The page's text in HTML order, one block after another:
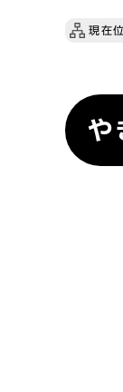
現在
や